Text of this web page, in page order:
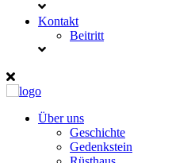
Kontakt
Beitritt
Über uns
Geschichte
Gedenkstein